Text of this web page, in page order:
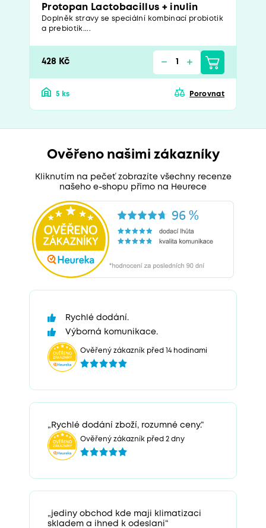
Protopan Lactobacillus + inulin
Doplněk stravy se speciální kombinací probiotik
a prebiotik....
428 Kč
5 ks Porovnat
Ověřeno našimi zákazníky
Kliknutím na pečeť zobrazíte všechny recenze
našeho e-shopu přímo na Heurece
Rychlé dodání.
Výborná komunikace.
Ověřený zákazník před 14 hodinami
„Rychlé dodání zboží, rozumné ceny.“
Ověřený zákazník před 2 dny
„jediny obchod kde maji klimatizaci
skladem a ihned k odeslani“